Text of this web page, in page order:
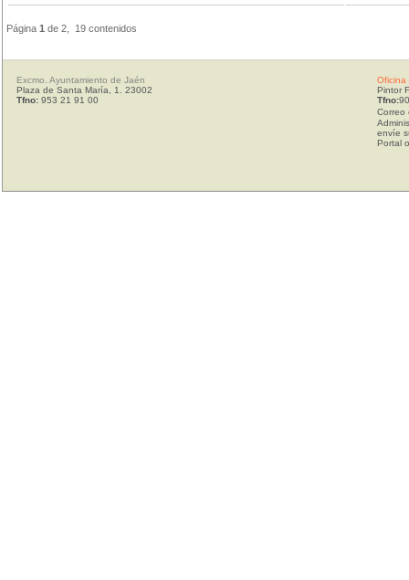
Página 1 de 2, 19 contenidos
Excmo. Ayuntamiento de Jaén
Plaza de Santa María, 1. 23002
Tfno: 953 21 91 00
Oficina
Pintor
Tfno:
Correo
envíe
Portal